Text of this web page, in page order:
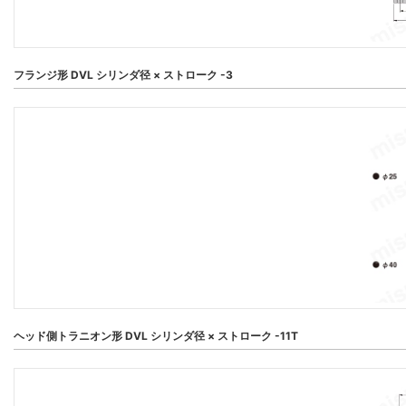
フランジ形 DVL シリンダ径 × ストローク -3
ヘッド側トラニオン形 DVL シリンダ径 × ストローク -11T